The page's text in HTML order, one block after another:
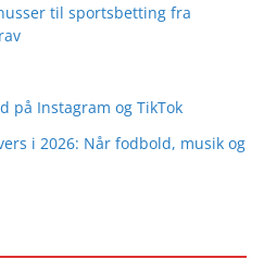
til sportsbetting fra
på Instagram og TikTok
i 2026: Når fodbold, musik og